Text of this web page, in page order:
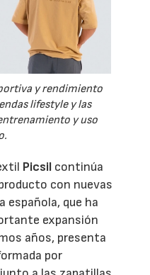
y rendimiento
lifestyle y las
y uso
Picsil continúa
con nuevas
española, que ha
expansión
años, presenta
por